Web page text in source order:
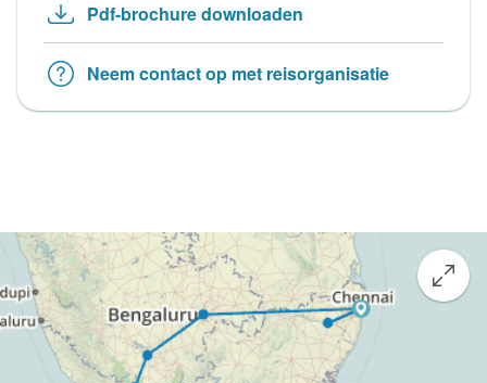
Pdf-brochure downloaden
Neem contact op met reisorganisatie